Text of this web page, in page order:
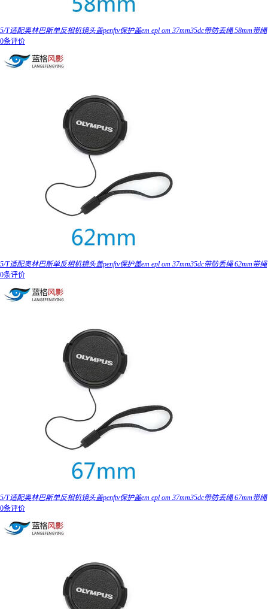
5/T适配奥林巴斯单反相机镜头盖penftv保护盖em epl om 37mm35dc带防丢绳 58mm带绳
0条评价
5/T适配奥林巴斯单反相机镜头盖penftv保护盖em epl om 37mm35dc带防丢绳 62mm带绳
0条评价
5/T适配奥林巴斯单反相机镜头盖penftv保护盖em epl om 37mm35dc带防丢绳 67mm带绳
0条评价